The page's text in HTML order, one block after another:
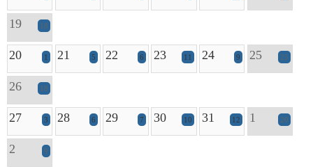
19 18
20 1 21 5 22 6 23 11 24 9 25 25
26 18
27 3 28 6 29 7 30 10 31 12 1 20
2 9